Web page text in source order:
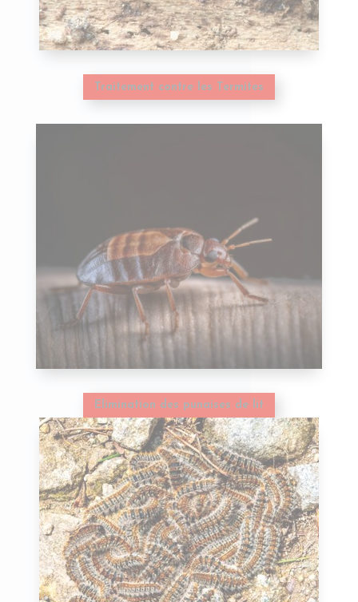
Traitement contre les Termites
Elimination des punaises de lit